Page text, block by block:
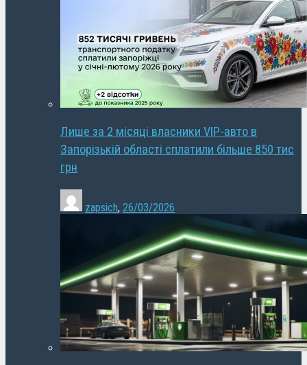
Лише за 2 місяці власники VIP-авто в
Запорізькій області сплатили більше 850 тис
грн
zapsich, 26/03/2026